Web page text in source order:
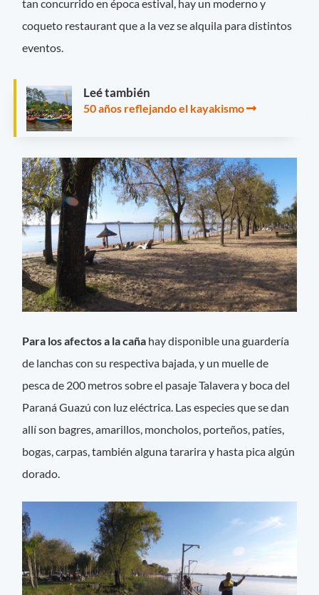
tan concurrido en época estival, hay un moderno y
coqueto restaurant que a la vez se alquila para distintos
eventos.
Leé también
50 años reflejando el kayakismo
Para los afectos a la caña hay disponible una guardería
de lanchas con su respectiva bajada, y un muelle de
pesca de 200 metros sobre el pasaje Talavera y boca del
Paraná Guazú con luz eléctrica. Las especies que se dan
allí son bagres, amarillos, moncholos, porteños, patíes,
bogas, carpas, también alguna tararira y hasta pica algún
dorado.